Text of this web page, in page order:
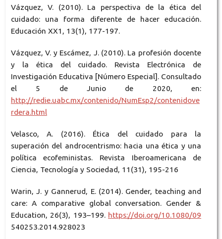
Vázquez, V. (2010). La perspectiva de la ética del
cuidado: una forma diferente de hacer educación.
Educación XX1, 13(1), 177-197.
Vázquez, V. y Escámez, J. (2010). La profesión docente
y la ética del cuidado. Revista Electrónica de
Investigación Educativa [Número Especial]. Consultado
el 5 de Junio de 2020, en:
http://redie.uabc.mx/contenido/NumEsp2/contenidove
rdera.html
Velasco, A. (2016). Ética del cuidado para la
superación del androcentrismo: hacia una ética y una
política ecofeministas. Revista Iberoamericana de
Ciencia, Tecnología y Sociedad, 11(31), 195-216
Warin, J. y Gannerud, E. (2014). Gender, teaching and
care: A comparative global conversation. Gender &
Education, 26(3), 193–199. https://doi.org/10.1080/09
540253.2014.928023